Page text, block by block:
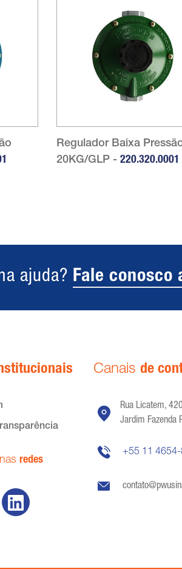
Regulador Baixa
20KG/GLP - 220.320.0001
ajuda? Fale conosco
redes
Canaisde
Rua Licatem,
Jardim Fazenda
+55 11